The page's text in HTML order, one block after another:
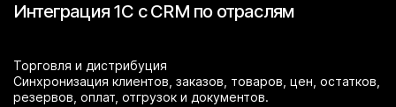
Интеграция 1С с CRM по отраслям
Торговля и дистрибуция
Синхронизация клиентов, заказов, товаров, цен, остатков,
резервов, оплат, отгрузок и документов.